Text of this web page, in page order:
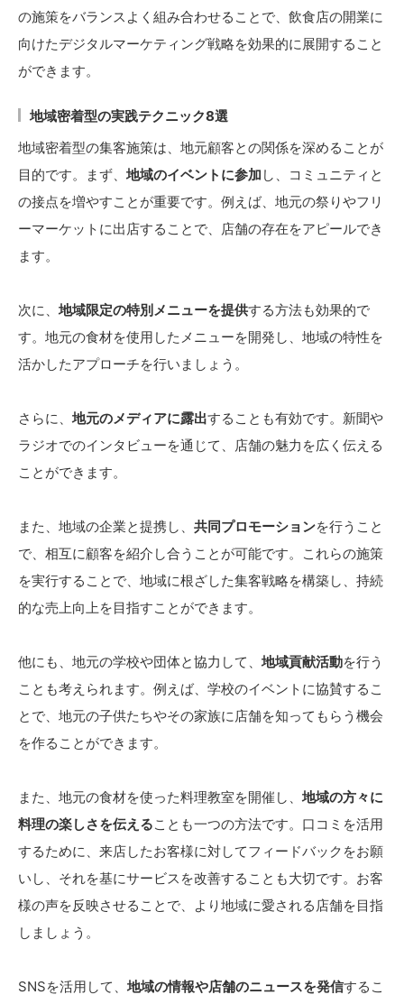
の施策をバランスよく組み合わせることで、飲食店の開業に
向けたデジタルマーケティング戦略を効果的に展開すること
ができます。
地域密着型の実践テクニック8選
地域密着型の集客施策は、地元顧客との関係を深めることが
目的です。まず、 地域のイベントに参加 し、コミュニティと
の接点を増やすことが重要です。例えば、地元の祭りやフリ
ーマーケットに出店することで、店舗の存在をアピールでき
ます。
次に、 地域限定の特別メニューを提供する方法も効果的で
す。地元の食材を使用したメニューを開発し、地域の特性を
活かしたアプローチを行いましょう。
さらに、 地元のメディアに露出することも有効です。新聞や
ラジオでのインタビューを通じて、店舗の魅力を広く伝える
ことができます。
また、地域の企業と提携し、 共同プロモーションを行うこと
で、相互に顧客を紹介し合うことが可能です。これらの施策
を実行することで、地域に根ざした集客戦略を構築し、持続
的な売上向上を目指すことができます。
他にも、地元の学校や団体と協力して、 地域貢献活動を行う
ことも考えられます。例えば、学校のイベントに協賛するこ
とで、地元の子供たちやその家族に店舗を知ってもらう機会
を作ることができます。
また、地元の食材を使った料理教室を開催し、 地域の方々に
料理の楽しさを伝えることも一つの方法です。口コミを活用
するために、来店したお客様に対してフィードバックをお願
いし、それを基にサービスを改善することも大切です。お客
様の声を反映させることで、より地域に愛される店舗を目指
しましょう。
SNSを活用して、 地域の情報や店舗のニュースを発信するこ